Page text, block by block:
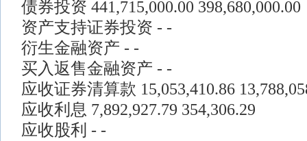
债券投资 441,715,000.00 398,680,000.00
资产支持证券投资 - -
衍生金融资产 - -
买入返售金融资产 - -
应收证券清算款 15,053,410.86
应收利息 7,892,927.79 354,306.29
应收股利 - -